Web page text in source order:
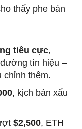
thấy phe bán
tiêu cực,
tín hiệu –
chỉnh thêm.
, kịch bản xấu
$2,500, ETH